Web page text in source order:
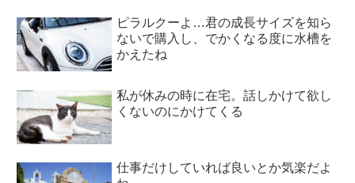
ピラルクーよ…君の成長サイズを知ら
ないで購入し、でかくなる度に水槽を
かえたね
私が休みの時に在宅。話しかけて欲し
くないのにかけてくる
仕事だけしていれば良いとか気楽だよ